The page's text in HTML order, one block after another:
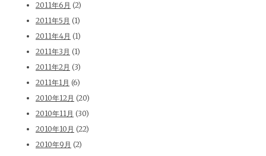
2011年6月 (2)
2011年5月 (1)
2011年4月 (1)
2011年3月 (1)
2011年2月 (3)
2011年1月 (6)
2010年12月 (20)
2010年11月 (30)
2010年10月 (22)
2010年9月 (2)